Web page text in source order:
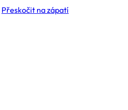
Přeskočit na zápatí